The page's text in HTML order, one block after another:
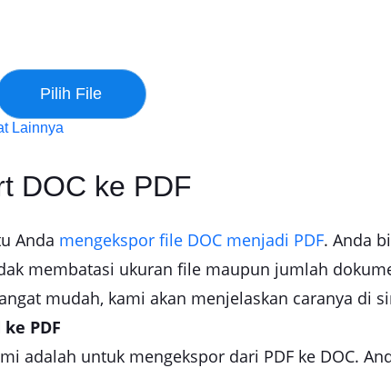
Lainnya
DOC ke PDF
Anda mengekspor file DOC menjadi PDF. Anda
membatasi ukuran file maupun jumlah
mudah, kami akan menjelaskan caranya di
PDF
adalah untuk mengekspor dari PDF ke DOC.